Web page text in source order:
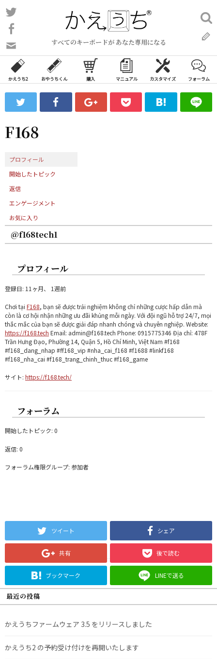
コ
ン
ン
ツ
ス
ッ
プ
すべてのキーボードが あなた専用になる
い
合
わ
フ
ォ
ム
検
索:
かえうち2 おやうちくん 購入 マニュアル カスタマイズ フォーラム
F168
プロフィール
開始したトピック
返信
エンゲージメント
お気に入り
@f168tech1
プロフィール
登録日: 11ヶ月、 1週前
Chơi tại F168, bạn sẽ được trải nghiệm không chỉ những cược hấp dẫn mà
còn là cơ hội nhận những ưu đãi khủng mỗi ngày. Với đội ngũ hỗ trợ 24/7, mọi
thắc mắc của bạn sẽ được giải đáp nhanh chóng và chuyên nghiệp. Website:
https://f168.tech Email: admin@f168.tech Phone: 0915775346 Địa chỉ: 478F
Trần Hưng Đạo, Phường 14, Quận 5, Hồ Chí Minh, Việt Nam #f168
#f168_dang_nhap #ff168_vip #nha_cai_f168 #f1688 #linkf168
#f168_nha_cai #f168_trang_chinh_thuc #f168_game
サイト: https://f168.tech/
フォーラム
開始したトピック: 0
返信: 0
フォーラム権限グループ: 参加者
ツイート シェア
共有 後で読む
ブックマーク LINEで送る
最近の投稿
かえうちファームウェア 3.5 をリリースしました
かえうち2 の予約受け付けを再開いたします